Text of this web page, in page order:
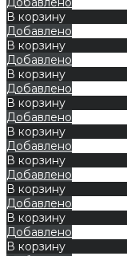
В корзину
Добавлено
В корзину
Добавлено
В корзину
Добавлено
В корзину
Добавлено
В корзину
Добавлено
В корзину
Добавлено
В корзину
Добавлено
В корзину
Добавлено
В корзину